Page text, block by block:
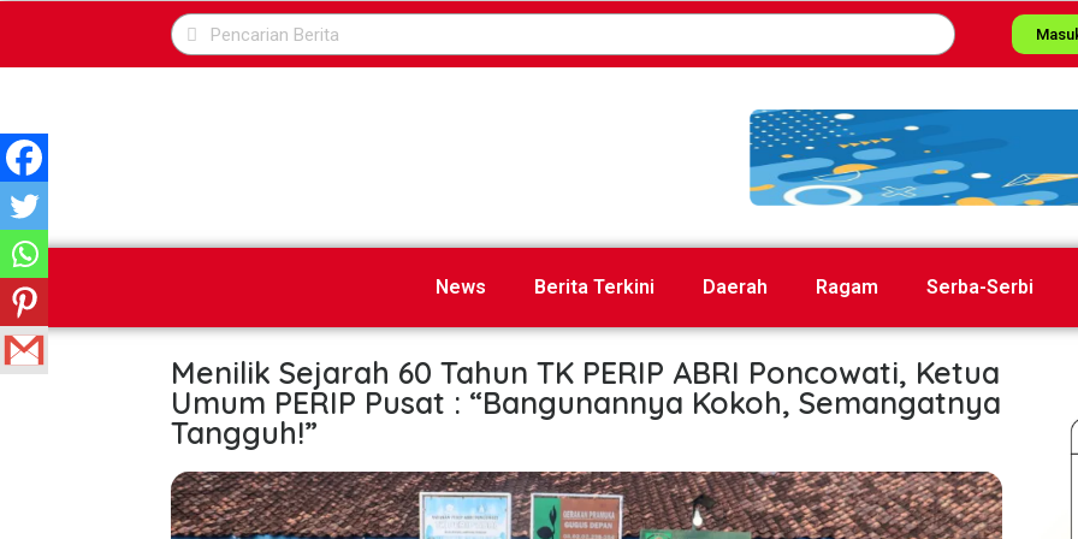
News Berita Terkini Daerah Ragam Serba-Serbi
Menilik Sejarah 60 Tahun TK PERIP ABRI Poncowati, Ketua
Umum PERIP Pusat : “Bangunannya Kokoh, Semangatnya
Tangguh!”